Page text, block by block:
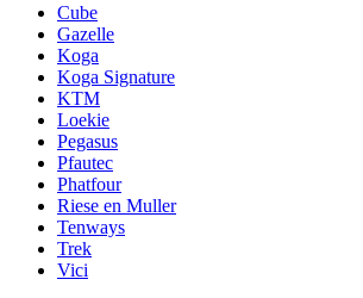
Cube
Gazelle
Koga
Koga Signature
KTM
Loekie
Pegasus
Pfautec
Phatfour
Riese en Muller
Tenways
Trek
Vici